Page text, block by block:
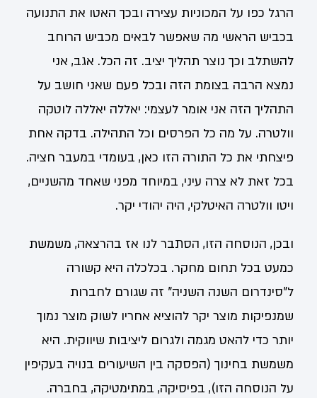
הרגל כפו על המכוניות עצירה ובכך האטו את התנועה
בכביש הראשי מה שאפשר לבאים מכביש הרוחב
להשתלב וכך נוצר תהליך יציב. זה הכל. אגב, אני
נמצא הרבה בצומת הזה ובכל פעם שאני חושב על
התהליך הזה אני אומר לעצמי: יאללה יאללה לוטקה
וולטרה. על מה כל הפרסים וכל התהילה. בדקה אחת
פיצחתי את כל התורה הזו כאן, בעומדי במעבר חציה.
בכל זאת לא צרה עיני, במיוחד מפני שאחד מהשניים,
ויטו וולטרה האיטלקי, היה יהודי יקר.
ובכן, הנוסחה הזו, הסתבר לנו אז בהרצאה, משמשת
כמעט בכל תחום מחקר. בכלכלה היא קשורה
ל"סינדרום השנה השניה" זה שגורם לחברות
שמנפיקות מוצר יקר להוציא אחריו לשוק מוצר נמוך
יותר כדי להאט מגמה ולגרום ליציבות שיווקית. היא
משמשת בחינוך (הפסקה בין השיעורים בנויה בעקיפין
על הנוסחה הזו), בפיסיקה, במתימטיקה, בחברה.